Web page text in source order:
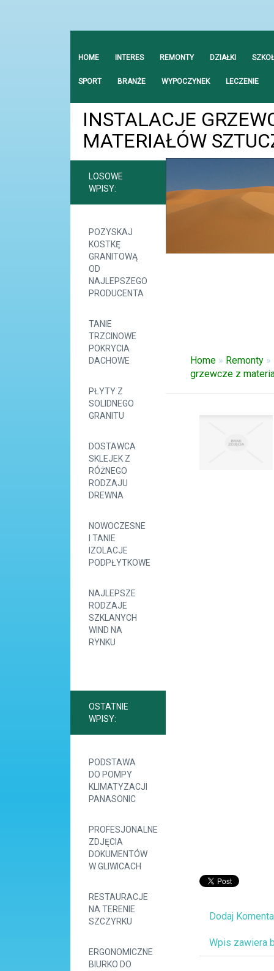
HOME INTERES REMONTY DZIAŁKI
SPORT BRANŻE WYPOCZYNEK LECZENIE
INSTALACJE
MATERIAŁÓW
LOSOWE
WPISY:
POZYSKAJ
KOSTKĘ
GRANITOWĄ
OD
NAJLEPSZEGO
PRODUCENTA
TANIE
TRZCINOWE
POKRYCIA
DACHOWE
PŁYTY Z
SOLIDNEGO
GRANITU
DOSTAWCA
SKLEJEK Z
RÓŻNEGO
RODZAJU
DREWNA
NOWOCZESNE
I TANIE
IZOLACJE
PODPŁYTKOWE
NAJLEPSZE
RODZAJE
SZKLANYCH
WIND NA
RYNKU
OSTATNIE
WPISY:
PODSTAWA
DO POMPY
KLIMATYZACJI
PANASONIC
PROFESJONALNE
ZDJĘCIA
DOKUMENTÓW
W GLIWICACH
RESTAURACJE
NA TERENIE
SZCZYRKU
ERGONOMICZNE
BIURKO DO
Home » Remonty »
grzewcze z
Dodaj
Wpis zawiera